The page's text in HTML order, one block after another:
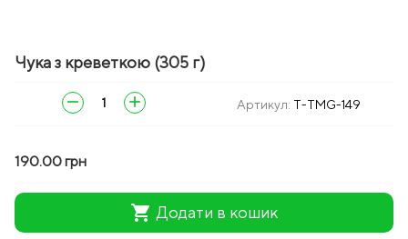
Чука з креветкою (305 г)
remove add Артикул: T-TMG-149
190.00 грн
shopping_cart Додати в кошик